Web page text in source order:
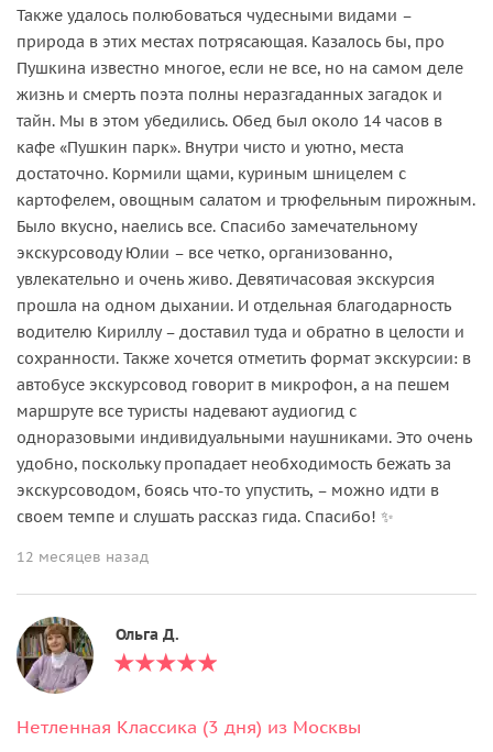
Также удалось полюбоваться чудесными видами –
природа в этих местах потрясающая. Казалось бы, про
Пушкина известно многое, если не все, но на самом деле
жизнь и смерть поэта полны неразгаданных загадок и
тайн. Мы в этом убедились. Обед был около 14 часов в
кафе «Пушкин парк». Внутри чисто и уютно, места
достаточно. Кормили щами, куриным шницелем с
картофелем, овощным салатом и трюфельным пирожным.
Было вкусно, наелись все. Спасибо замечательному
экскурсоводу Юлии – все четко, организованно,
увлекательно и очень живо. Девятичасовая экскурсия
прошла на одном дыхании. И отдельная благодарность
водителю Кириллу – доставил туда и обратно в целости и
сохранности. Также хочется отметить формат экскурсии: в
автобусе экскурсовод говорит в микрофон, а на пешем
маршруте все туристы надевают аудиогид с
одноразовыми индивидуальными наушниками. Это очень
удобно, поскольку пропадает необходимость бежать за
экскурсоводом, боясь что-то упустить, – можно идти в
своем темпе и слушать рассказ гида. Спасибо! ✨
12 месяцев назад
Ольга Д.
Нетленная Классика (3 дня) из Москвы